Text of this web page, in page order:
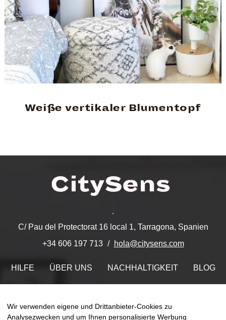
Weiße vertikaler Blumentopf
.
C/ Pau del Protectorat 16 local 1, Tarragona, Spanien
+34 606 197 713
hola@citysens.com
HILFE ÜBER UNS NACHHALTIGKEIT BLOG
Finden Sie uns auf
Wir verwenden eigene und Drittanbieter-Cookies zu
Analysezwecken und um Ihnen personalisierte Werbung